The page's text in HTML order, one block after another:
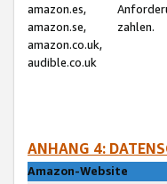
amazon.es,
amazon.se,
amazon.co.uk,
audible.co.uk
zahlen.
ANHANG 4:
Amazon-Website